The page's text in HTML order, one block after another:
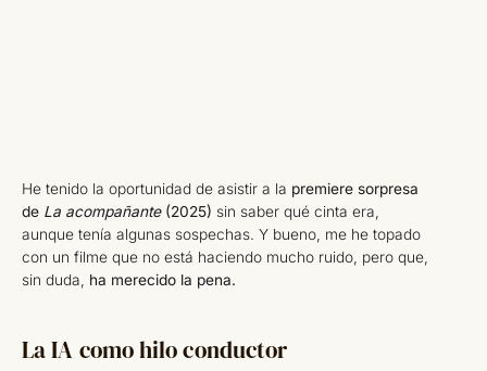
He tenido la oportunidad de asistir a la premiere sorpresa
de La acompañante(2025) sin saber qué cinta era,
aunque tenía algunas sospechas. Y bueno, me he topado
con un filme que no está haciendo mucho ruido, pero que,
sin duda, ha merecido la pena.
La IA como hilo conductor